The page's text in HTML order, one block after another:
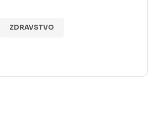
ZDRAVSTVO